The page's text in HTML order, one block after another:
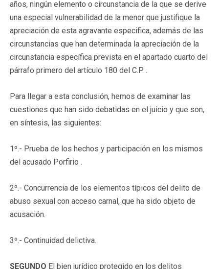
años, ningún elemento o circunstancia de la que se derive
una especial vulnerabilidad de la menor que justifique la
apreciación de esta agravante especifica, además de las
circunstancias que han determinada la apreciación de la
circunstancia específica prevista en el apartado cuarto del
párrafo primero del artículo 180 del C.P .
Para llegar a esta conclusión, hemos de examinar las
cuestiones que han sido debatidas en el juicio y que son,
en síntesis, las siguientes:
1º.- Prueba de los hechos y participación en los mismos
del acusado Porfirio .
2º.- Concurrencia de los elementos típicos del delito de
abuso sexual con acceso carnal, que ha sido objeto de
acusación.
3º.- Continuidad delictiva.
SEGUNDO El bien jurídico protegido en los delitos